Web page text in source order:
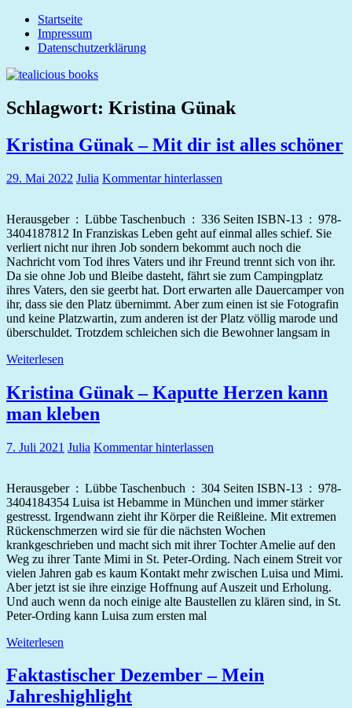
Zum
Inhalt
springen
tealicious
books
Startseite
Impressum
Datenschutzerklärung
Schlagwort: Kristina Günak
Kristina Günak – Mit dir ist alles schöner
29. Mai 2022 Julia Kommentar hinterlassen
Herausgeber ‏ : ‎ Lübbe Taschenbuch ‏ : ‎ 336 Seiten ISBN-13 ‏ : ‎ 978-
3404187812 In Franziskas Leben geht auf einmal alles schief. Sie
verliert nicht nur ihren Job sondern bekommt auch noch die
Nachricht vom Tod ihres Vaters und ihr Freund trennt sich von ihr.
Da sie ohne Job und Bleibe dasteht, fährt sie zum Campingplatz
ihres Vaters, den sie geerbt hat. Dort erwarten alle Dauercamper von
ihr, dass sie den Platz übernimmt. Aber zum einen ist sie Fotografin
und keine Platzwartin, zum anderen ist der Platz völlig marode und
überschuldet. Trotzdem schleichen sich die Bewohner langsam in
Weiterlesen
Kristina Günak – Kaputte Herzen kann
man kleben
7. Juli 2021 Julia Kommentar hinterlassen
Herausgeber ‏ : ‎ Lübbe Taschenbuch ‏ : ‎ 304 Seiten ISBN-13 ‏ : ‎ 978-
3404184354 Luisa ist Hebamme in München und immer stärker
gestresst. Irgendwann zieht ihr Körper die Reißleine. Mit extremen
Rückenschmerzen wird sie für die nächsten Wochen
krankgeschrieben und macht sich mit ihrer Tochter Amelie auf den
Weg zu ihrer Tante Mimi in St. Peter-Ording. Nach einem Streit vor
vielen Jahren gab es kaum Kontakt mehr zwischen Luisa und Mimi.
Aber jetzt ist sie ihre einzige Hoffnung auf Auszeit und Erholung.
Und auch wenn da noch einige alte Baustellen zu klären sind, in St.
Peter-Ording kann Luisa zum ersten mal
Weiterlesen
Faktastischer Dezember – Mein
Jahreshighlight